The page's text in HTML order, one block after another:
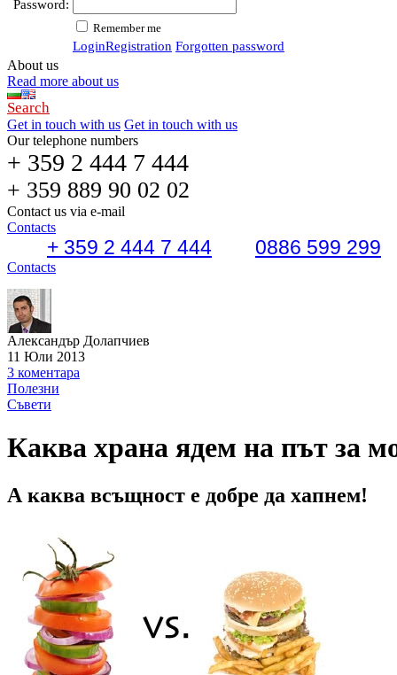
Password:
Remember me
LoginRegistration Forgotten password
About us
Read more about us
Search
Get in touch with us Get in touch with us
Our telephone numbers
+ 359 2 444 7 444
+ 359 889 90 02 02
Contact us via e-mail
Contacts
+ 359 2 444 7 444 0886 599 299
Contacts
Александър Долапчиев
11 Юли 2013
3 коментара
Полезни
Съвети
Каква храна ядем на път за
А каква всъщност е добре да хапнем!